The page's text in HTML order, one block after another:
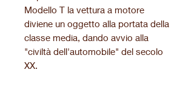
Modello T la vettura a motore
diviene un oggetto alla portata della
classe media, dando avvio alla
"civiltà dell'automobile" del secolo
XX.